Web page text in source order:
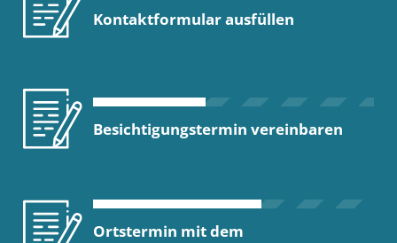
Kontaktformular ausfüllen
Besichtigungstermin vereinbaren
Ortstermin mit dem